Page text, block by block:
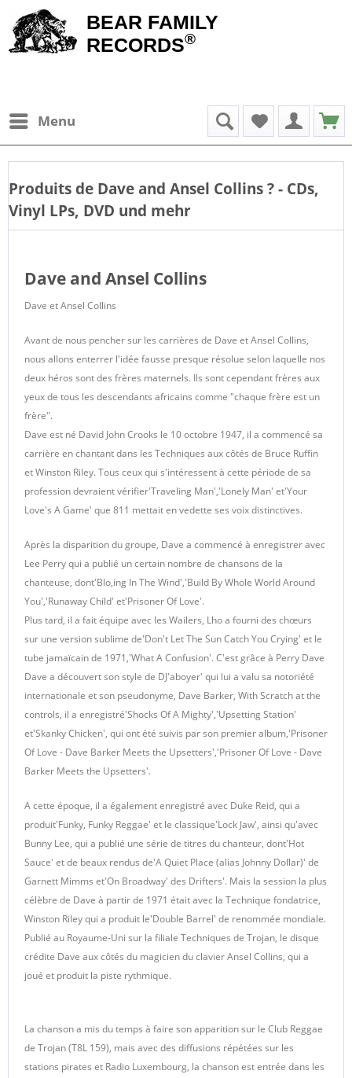
BEAR FAMILY
RECORDS®
Menu
Produits de Dave and Ansel Collins? - CDs,
Vinyl LPs, DVD und mehr
Dave and Ansel Collins
Dave et Ansel Collins
Avant de nous pencher sur les carrières de Dave et Ansel Collins,
nous allons enterrer l'idée fausse presque résolue selon laquelle nos
deux héros sont des frères maternels. Ils sont cependant frères aux
yeux de tous les descendants africains comme "chaque frère est un
frère".
Dave est né David John Crooks le 10 octobre 1947, il a commencé sa
carrière en chantant dans les Techniques aux côtés de Bruce Ruffin
et Winston Riley. Tous ceux qui s'intéressent à cette période de sa
profession devraient vérifier'Traveling Man','Lonely Man' et'Your
Love's A Game' que 811 mettait en vedette ses voix distinctives.
Après la disparition du groupe, Dave a commencé à enregistrer avec
Lee Perry qui a publié un certain nombre de chansons de la
chanteuse, dont'Blo,ing In The Wind','Build By Whole World Around
You','Runaway Child' et'Prisoner Of Love'.
Plus tard, il a fait équipe avec les Wailers, Lho a fourni des chœurs
sur une version sublime de'Don't Let The Sun Catch You Crying' et le
tube jamaïcain de 1971,'What A Confusion'. C'est grâce à Perry Dave
Dave a découvert son style de DJ'aboyer' qui lui a valu sa notoriété
internationale et son pseudonyme, Dave Barker, With Scratch at the
controls, il a enregistré'Shocks Of A Mighty','Upsetting Station'
et'Skanky Chicken', qui ont été suivis par son premier album,'Prisoner
Of Love - Dave Barker Meets the Upsetters','Prisoner Of Love - Dave
Barker Meets the Upsetters'.
A cette époque, il a également enregistré avec Duke Reid, qui a
produit'Funky, Funky Reggae' et le classique'Lock Jaw', ainsi qu'avec
Bunny Lee, qui a publié une série de titres du chanteur, dont'Hot
Sauce' et de beaux rendus de'A Quiet Place (alias Johnny Dollar)' de
Garnett Mimms et'On Broadway' des Drifters'. Mais la session la plus
célèbre de Dave à partir de 1971 était avec la Technique fondatrice,
Winston Riley qui a produit le'Double Barrel' de renommée mondiale.
Publié au Royaume-Uni sur la filiale Techniques de Trojan, le disque
crédite Dave aux côtés du magicien du clavier Ansel Collins, qui a
joué et produit la piste rythmique.
La chanson a mis du temps à faire son apparition sur le Club Reggae
de Trojan (T8L 159), mais avec des diffusions répétées sur les
stations pirates et Radio Luxembourg, la chanson est entrée dans les